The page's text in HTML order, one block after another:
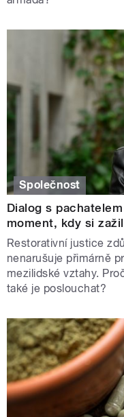
Společnost
Dialog s
moment, kdy si
Restorativní justice
nenarušuje přimárně
mezilidské vztahy.
také je poslouchat?